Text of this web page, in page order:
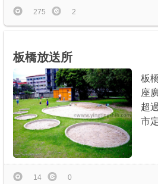
275 2
板橋放送所
板
座
超
市
14 0